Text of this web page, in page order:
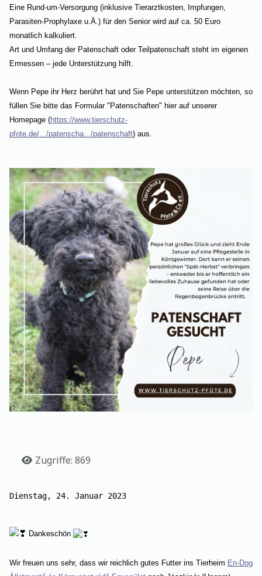
Eine Rund-um-Versorgung (inklusive Tierarztkosten, Impfungen,
Parasiten-Prophylaxe u.Ä.) für den Senior wird auf ca. 50 Euro
monatlich kalkuliert.
Art und Umfang der Patenschaft oder Teilpatenschaft steht im eigenen
Ermessen – jede Unterstützung hilft.
Wenn Pepe ihr Herz berührt hat und Sie Pepe unterstützen möchten, so
füllen Sie bitte das Formular "Patenschaften" hier auf unserer
Homepage (https://www.tierschutz-
pfote.de/.../patenscha.../patenschaft) aus.
Details
Zugriffe: 869
Dienstag, 24. Januar 2023
Dankeschön
Wir freuen uns sehr, dass wir reichlich gutes Futter ins Tierheim En-Dog